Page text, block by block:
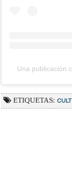
Una publicación
ETIQUETAS: